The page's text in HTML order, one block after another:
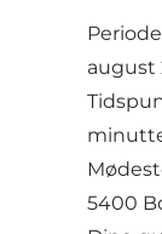
august
5400